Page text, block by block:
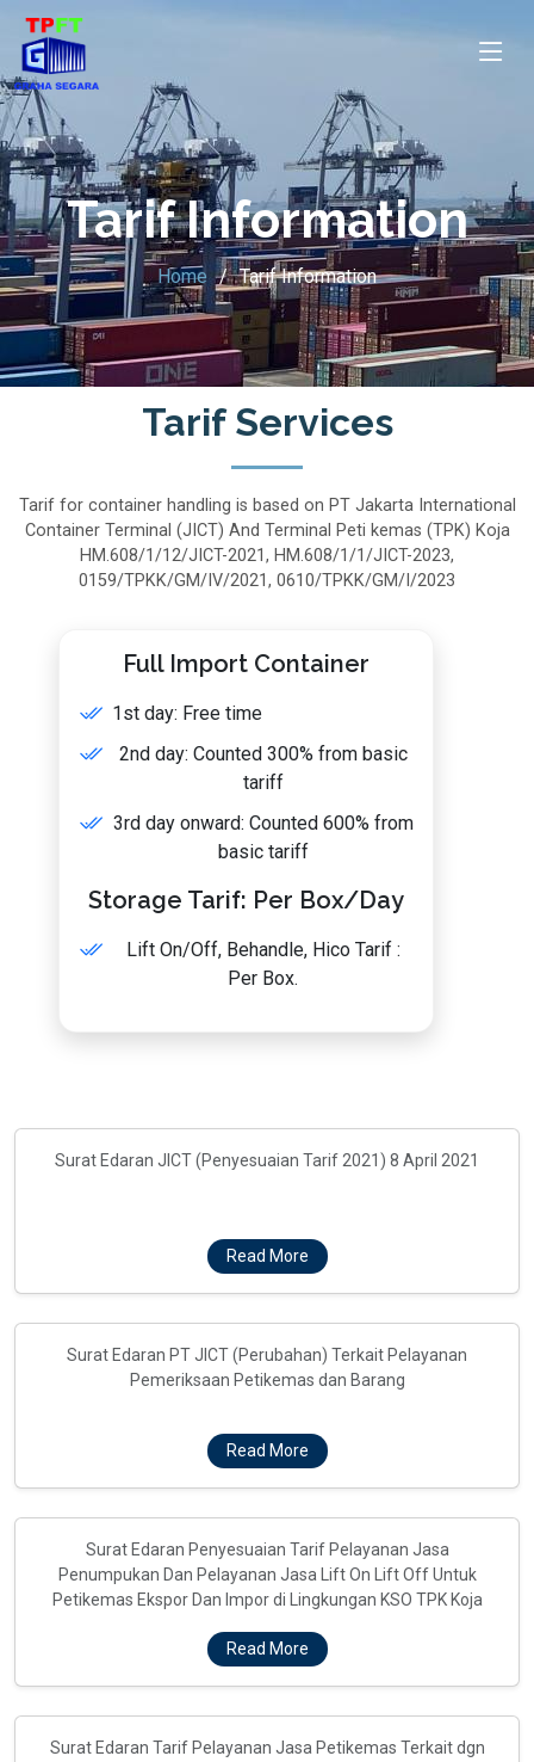
Tarif Information
Home Tarif Information
Tarif Services
Tarif for container handling is based on PT Jakarta International
Container Terminal (JICT) And Terminal Peti kemas (TPK) Koja
HM.608/1/12/JICT-2021, HM.608/1/1/JICT-2023,
0159/TPKK/GM/IV/2021, 0610/TPKK/GM/I/2023
Full Import Container
1st day: Free time
2nd day: Counted 300% from basic
tariff
3rd day onward: Counted 600% from
basic tariff
Storage Tarif: Per Box/Day
Lift On/Off, Behandle, Hico Tarif :
Per Box.
Surat Edaran JICT (Penyesuaian Tarif 2021) 8 April 2021
Read More
Surat Edaran PT JICT (Perubahan) Terkait Pelayanan
Pemeriksaan Petikemas dan Barang
Read More
Surat Edaran Penyesuaian Tarif Pelayanan Jasa
Penumpukan Dan Pelayanan Jasa Lift On Lift Off Untuk
Petikemas Ekspor Dan Impor di Lingkungan KSO TPK Koja
Read More
Surat Edaran Tarif Pelayanan Jasa Petikemas Terkait dgn